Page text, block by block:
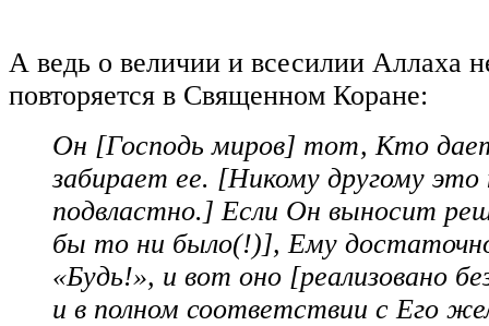
А ведь о величии и всесилии Аллаха
повторяется в Священном Коране:
Он [Господь миров] тот, Кто
забирает ее. [Никому другому это
подвластно.] Если Он выносит
бы то ни было(!)], Ему
«Будь!», и вот оно [реализовано
и в полном соответствии с Его